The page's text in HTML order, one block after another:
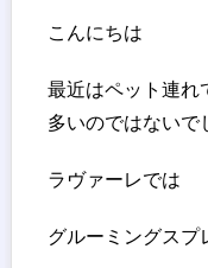
こんにちは
最近はペット連れ
多いのではないで
ラヴァーレでは
グルーミングスプ